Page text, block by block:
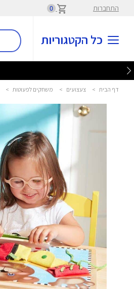
התחברות 0
כל הקטגוריות
דף הבית > צעצועים > משחקים לפעוטות >